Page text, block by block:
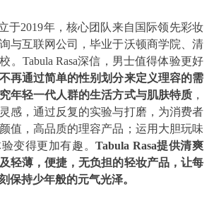
于2019年，核心团队来自国际领先彩妆
与互联网公司，毕业于沃顿商学院、清
。Tabula Rasa深信，男士值得体验更好
再通过简单的性别划分来定义理容的需
年轻一代人群的生活方式与肌肤特质 ，
感，通过反复的实验与打磨，为消费者
值，高品质的理容产品；运用大胆玩味
变得更加有趣。Tabula Rasa提供清爽
轻薄，便捷，无负担的轻妆产品，让每
保持少年般的元气光泽。